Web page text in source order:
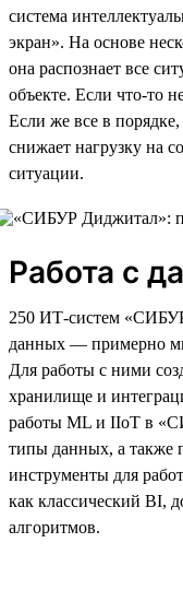
система
экран». На основе
она распознает все
объекте. Если что-то
Если же все в
снижает нагрузку на
ситуации.
Работа с
250 ИТ-систем
данных — примерно
Для работы с ними
хранилище и
работы ML и IIoT в
типы данных, а также
инструменты для
как классический BI,
алгоритмов.